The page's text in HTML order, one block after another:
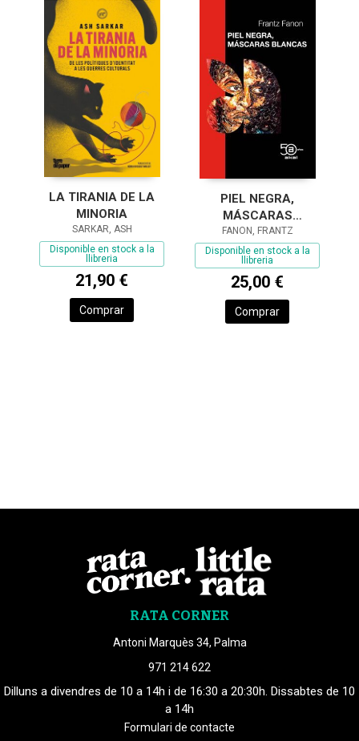
LA TIRANIA DE LA
MINORIA
SARKAR, ASH
Disponible en stock a la
llibreria
21,90 €
Comprar
PIEL NEGRA,
MÁSCARAS
BLANCAS
FANON, FRANTZ
Disponible en stock a la
llibreria
25,00 €
Comprar
RATA CORNER
Antoni Marquès 34, Palma
971 214 622
Dilluns a divendres de 10 a 14h i de 16:30 a 20:30h. Dissabtes de 10
a 14h
Formulari de contacte